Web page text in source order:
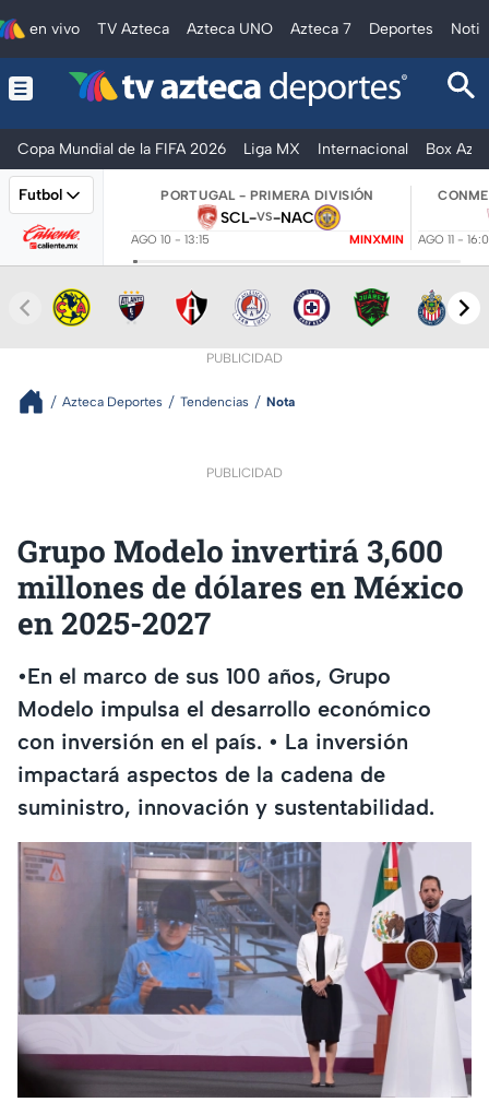
en vivo TV Azteca Azteca UNO Azteca 7 Deportes
Copa Mundial de la FIFA 2026 Liga MX Internacional Box
Futbol PORTUGAL - PRIMERA DIVISIÓN
SCL-VS-NAC
AGO 10 - 13:15 MINXMIN AGO 11 -
PUBLICIDAD
Azteca Deportes Tendencias Nota
PUBLICIDAD
Grupo Modelo invertirá 3,600
millones de dólares en México
en 2025-2027
•En el marco de sus 100 años, Grupo
Modelo impulsa el desarrollo económico
con inversión en el país. • La inversión
impactará aspectos de la cadena de
suministro, innovación y sustentabilidad.